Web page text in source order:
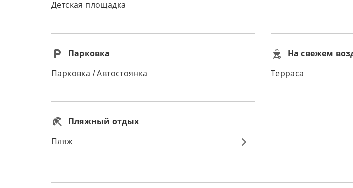
Детская площадка
Парковка
Парковка / Автостоянка
На свежем
Терраса
Пляжный отдых
Пляж